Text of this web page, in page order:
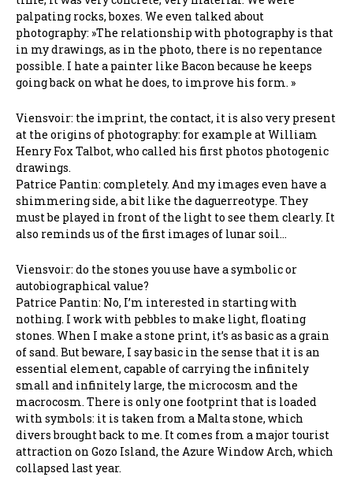
palpating rocks, boxes. We even talked about
photography: »The relationship with photography is that
in my drawings, as in the photo, there is no repentance
possible. I hate a painter like Bacon because he keeps
going back on what he does, to improve his form. »
Viensvoir: the imprint, the contact, it is also very present
at the origins of photography: for example at William
Henry Fox Talbot, who called his first photos photogenic
drawings.
Patrice Pantin: completely. And my images even have a
shimmering side, a bit like the daguerreotype. They
must be played in front of the light to see them clearly. It
also reminds us of the first images of lunar soil…
Viensvoir: do the stones you use have a symbolic or
autobiographical value?
Patrice Pantin: No, I’m interested in starting with
nothing. I work with pebbles to make light, floating
stones. When I make a stone print, it’s as basic as a grain
of sand. But beware, I say basic in the sense that it is an
essential element, capable of carrying the infinitely
small and infinitely large, the microcosm and the
macrocosm. There is only one footprint that is loaded
with symbols: it is taken from a Malta stone, which
divers brought back to me. It comes from a major tourist
attraction on Gozo Island, the Azure Window Arch, which
collapsed last year.